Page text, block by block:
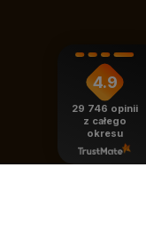
4.9
29 746 opinii
z całego
okresu